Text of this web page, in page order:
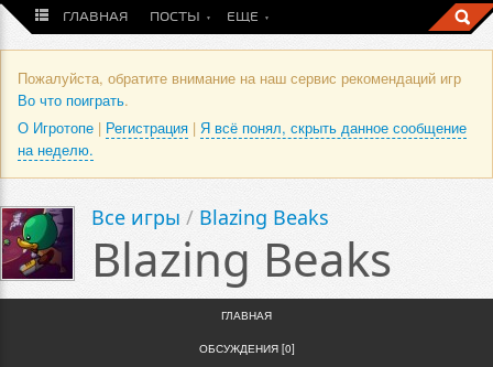
ГЛАВНАЯ ПОСТЫ ЕЩЕ
Пожалуйста, обратите внимание на наш сервис рекомендаций игр
Во что поиграть.
О Игротопе | Регистрация | Я всё понял, скрыть данное сообщение
на неделю.
Все игры / Blazing Beaks
Blazing Beaks
ГЛАВНАЯ
ОБСУЖДЕНИЯ [0]